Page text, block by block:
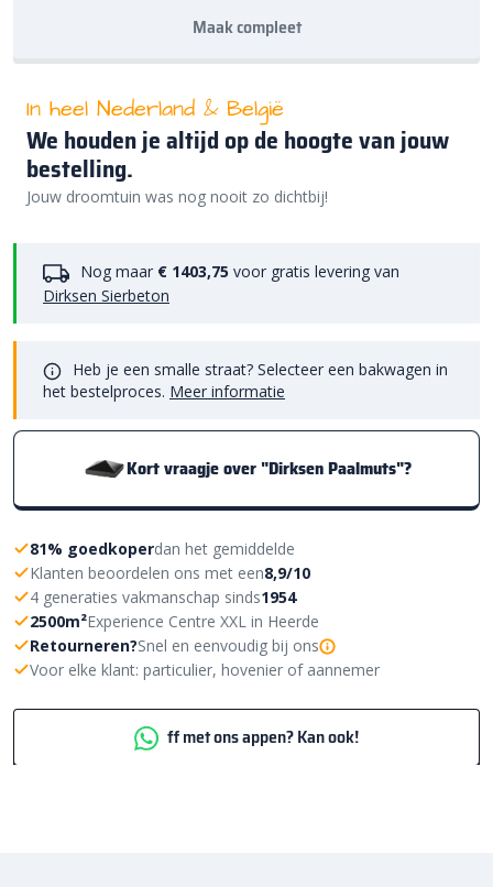
Maak compleet
In heel Nederland & België
We houden je altijd op de hoogte van jouw
bestelling.
Jouw droomtuin was nog nooit zo dichtbij!
Nog maar € 1403,75 voor gratis levering van
Dirksen Sierbeton
Heb je een smalle straat? Selecteer een bakwagen in
het bestelproces. Meer informatie
Kort vraagje over "Dirksen Paalmuts"?
81% goedkoperdan het gemiddelde
Klanten beoordelen ons met een8,9/10
4 generaties vakmanschap sinds1954
2500m²Experience Centre XXL in Heerde
Retourneren?Snel en eenvoudig bij ons
Voor elke klant: particulier, hovenier of aannemer
ff met ons appen? Kan ook!